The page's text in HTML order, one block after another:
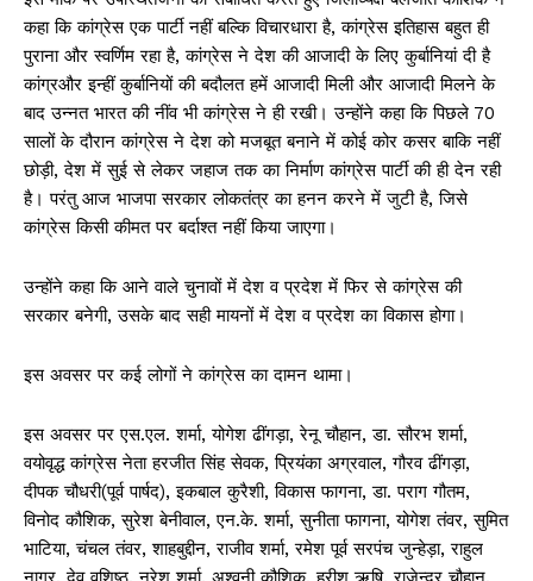
कहा कि कांग्रेस एक पार्टी नहीं बल्कि विचारधारा है, कांग्रेस इतिहास बहुत ही
पुराना और स्वर्णिम रहा है, कांग्रेस ने देश की आजादी के लिए कुर्बानियां दी है
कांग्रऔर इन्हीं कुर्बानियों की बदौलत हमें आजादी मिली और आजादी मिलने के
बाद उन्नत भारत की नींव भी कांग्रेस ने ही रखी। उन्होंने कहा कि पिछले 70
सालों के दौरान कांग्रेस ने देश को मजबूत बनाने में कोई कोर कसर बाकि नहीं
छोड़ी, देश में सुई से लेकर जहाज तक का निर्माण कांग्रेस पार्टी की ही देन रही
है। परंतु आज भाजपा सरकार लोकतंत्र का हनन करने में जुटी है, जिसे
कांग्रेस किसी कीमत पर बर्दाश्त नहीं किया जाएगा।
उन्होंने कहा कि आने वाले चुनावों में देश व प्रदेश में फिर से कांग्रेस की
सरकार बनेगी, उसके बाद सही मायनों में देश व प्रदेश का विकास होगा।
इस अवसर पर कई लोगों ने कांग्रेस का दामन थामा।
इस अवसर पर एस.एल. शर्मा, योगेश ढींगड़ा, रेनू चौहान, डा. सौरभ शर्मा,
वयोवृद्ध कांग्रेस नेता हरजीत सिंह सेवक, प्रियंका अग्रवाल, गौरव ढींगड़ा,
दीपक चौधरी(पूर्व पार्षद), इकबाल कुरैशी, विकास फागना, डा. पराग गौतम,
विनोद कौशिक, सुरेश बेनीवाल, एन.के. शर्मा, सुनीता फागना, योगेश तंवर, सुमित
भाटिया, चंचल तंवर, शाहबुद्दीन, राजीव शर्मा, रमेश पूर्व सरपंच जुन्हेड़ा, राहुल